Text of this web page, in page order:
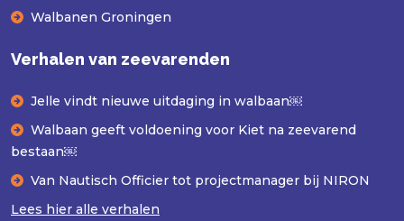
Walbanen Groningen
Verhalen van zeevarenden
Jelle vindt nieuwe uitdaging in walbaan￼
Walbaan geeft voldoening voor Kiet na zeevarend
bestaan￼
Van Nautisch Officier tot projectmanager bij NIRON
Lees hier alle verhalen